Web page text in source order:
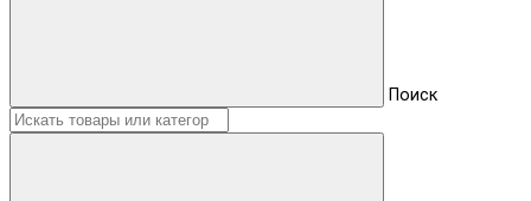
Поиск